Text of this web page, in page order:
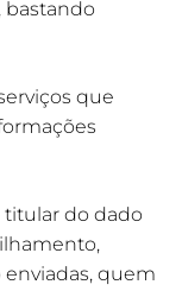
bastando
que
titular do dado
quem